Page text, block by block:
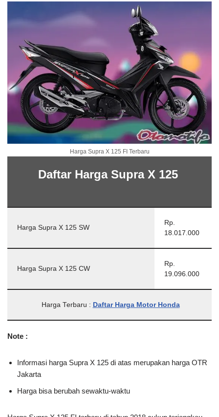
Harga Supra X 125 FI Terbaru
Daftar Harga Supra X 125
Harga Supra X 125 SW
Rp.
18.017.000
Harga Supra X 125 CW
Rp.
19.096.000
Harga Terbaru : Daftar Harga Motor Honda
Note :
Informasi harga Supra X 125 di atas merupakan harga OTR
Jakarta
Harga bisa berubah sewaktu-waktu